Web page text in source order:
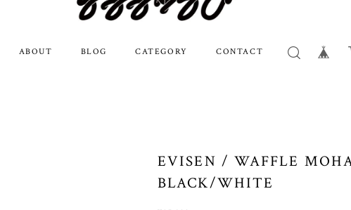
ABOUT BLOG CATEGORY CONTACT
EVISEN / WAFFLE
BLACK/WHITE